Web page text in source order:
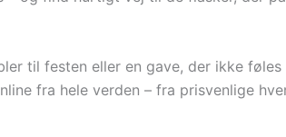
til festen eller en gave, der ikke
fra hele verden – fra prisvenlige